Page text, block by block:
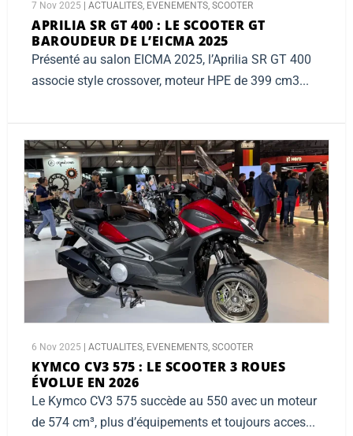
7 Nov 2025 ACTUALITES, EVENEMENTS, SCOOTER
APRILIA SR GT 400 : LE SCOOTER GT
BAROUDEUR DE L’EICMA 2025
Présenté au salon EICMA 2025, l’Aprilia SR GT 400
associe style crossover, moteur HPE de 399 cm3...
6 Nov 2025 | ACTUALITES EVENEMENTS SCOOTER
KYMCO CV3 575 : LE SCOOTER 3 ROUES
ÉVOLUE EN 2026
Le Kymco CV3 575 succède au 550 avec un moteur
de 574 cm³, plus d’équipements et toujours acces...